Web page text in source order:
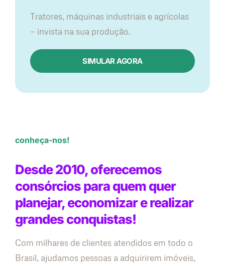
Tratores, máquinas industriais e agrícolas
— invista na sua produção.
SIMULAR AGORA
conheça-nos!
Desde 2010, oferecemos
consórcios para quem quer
planejar, economizar e realizar
grandes conquistas!
Com milhares de clientes atendidos em todo o
Brasil, ajudamos pessoas a adquirirem imóveis,